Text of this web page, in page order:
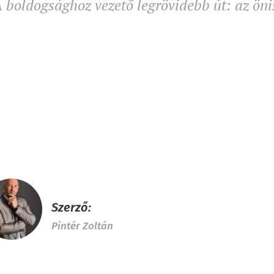
boldogsághoz vezető legrövidebb út: az
Szerző:
Pintér Zoltán